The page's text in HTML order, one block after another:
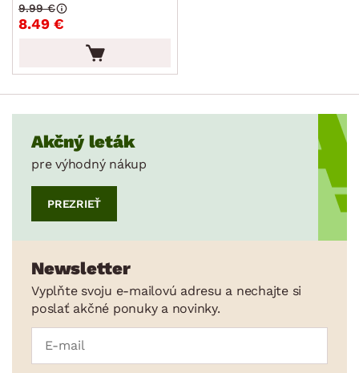
8.49 €
9.99 €
Akčný leták
pre výhodný nákup
PREZRIEŤ
Newsletter
Vyplňte svoju e-mailovú adresu a nechajte si
poslať akčné ponuky a novinky.